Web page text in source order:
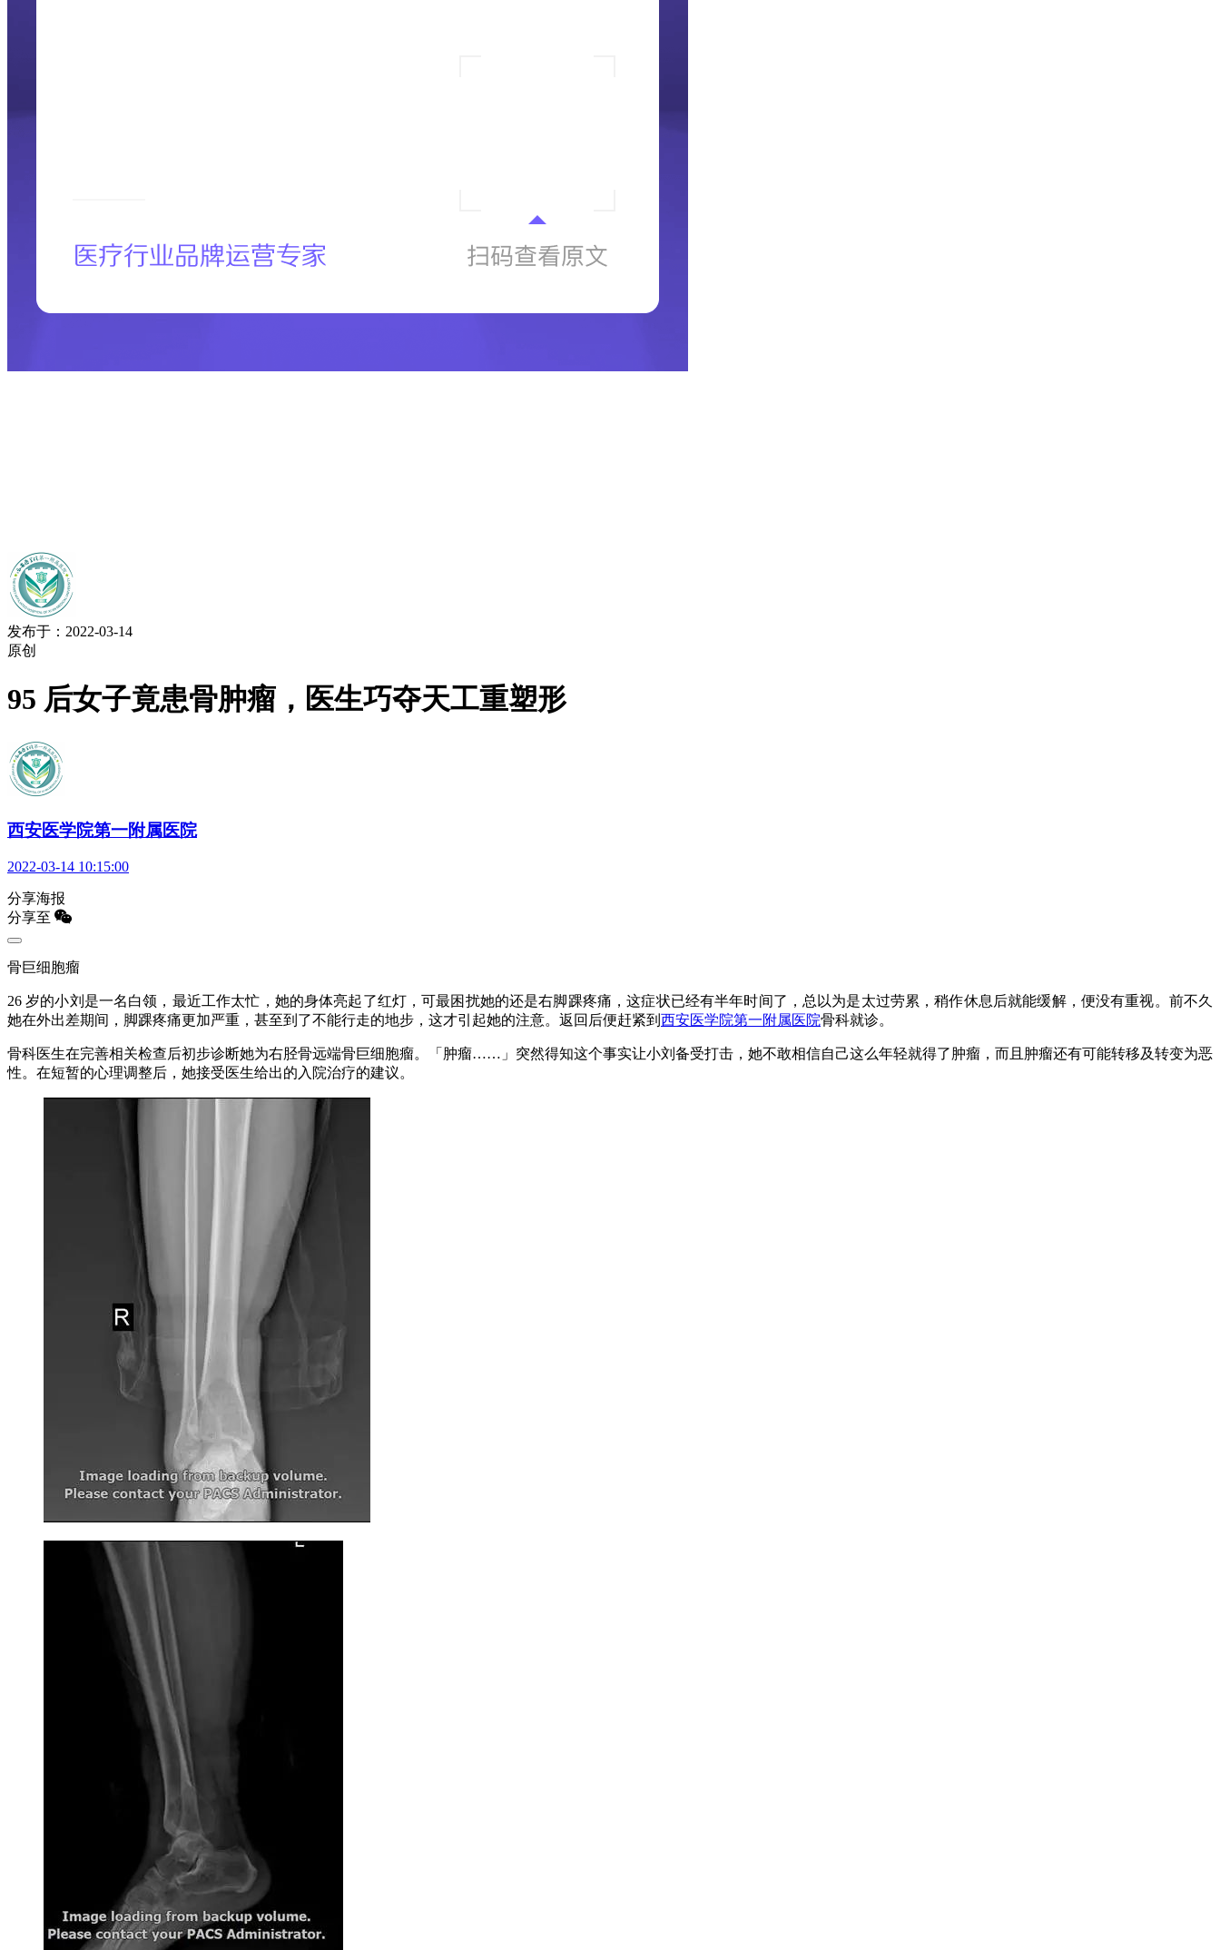
发布于：2022-03-14
原创
95 后女子竟患骨肿瘤，医生巧夺天工重塑形
西安医学院第一附属医院
2022-03-14 10:15:00
分享海报
分享至
骨巨细胞瘤
26 岁的小刘是一名白领，最近工作太忙，她的身体亮起了红灯，可最困扰她的还是右脚踝疼痛，这症状已经有半年时间了，总以为是太过劳累，稍作休息后就能缓解，便没有重视。前不久
她在外出差期间，脚踝疼痛更加严重，甚至到了不能行走的地步，这才引起她的注意。返回后便赶紧到 西安医学院第一附属医院骨科就诊。
骨科医生在完善相关检查后初步诊断她为右胫骨远端骨巨细胞瘤。「肿瘤……」突然得知这个事实让小刘备受打击，她不敢相信自己这么年轻就得了肿瘤，而且肿瘤还有可能转移及转变为恶
性。在短暂的心理调整后，她接受医生给出的入院治疗的建议。